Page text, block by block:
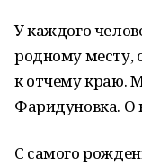
У каждого
родному месту,
к отчему краю.
Фаридуновка.
С самого